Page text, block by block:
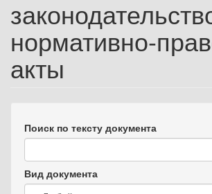
нормативно-
акты
Поиск по тексту документа
Вид документа